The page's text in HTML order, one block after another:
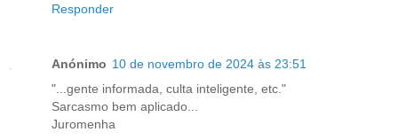
Responder
Anónimo 10 de novembro de 2024 às 23:51
"...gente informada, culta inteligente, etc."
Sarcasmo bem aplicado...
Juromenha